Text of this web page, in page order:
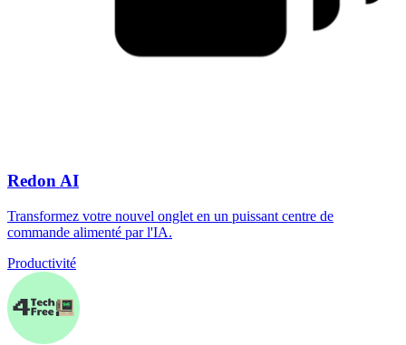
Redon AI
Transformez votre nouvel onglet en un puissant centre de
commande alimenté par l'IA.
Productivité